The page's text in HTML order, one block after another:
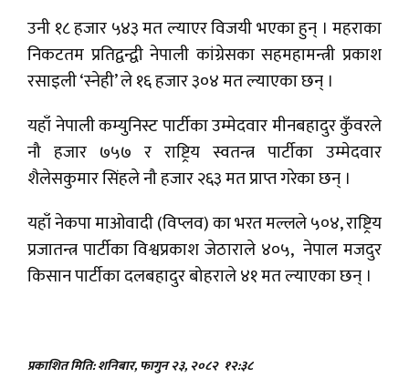
उनी १८ हजार ५४३ मत ल्याएर विजयी भएका हुन् । महराका
निकटतम प्रतिद्वन्द्वी नेपाली कांग्रेसका सहमहामन्त्री प्रकाश
रसाइली ‘स्नेही’ ले १६ हजार ३०४ मत ल्याएका छन् ।
यहाँ नेपाली कम्युनिस्ट पार्टीका उम्मेदवार मीनबहादुर कुँवरले
नौ हजार ७५७ र राष्ट्रिय स्वतन्त्र पार्टीका उम्मेदवार
शैलेसकुमार सिंहले नौ हजार २६३ मत प्राप्त गरेका छन् ।
यहाँ नेकपा माओवादी (विप्लव) का भरत मल्लले ५०४, राष्ट्रिय
प्रजातन्त्र पार्टीका विश्वप्रकाश जेठाराले ४०५, नेपाल मजदुर
किसान पार्टीका दलबहादुर बोहराले ४१ मत ल्याएका छन् ।
प्रकाशित मिति: शनिबार, फागुन २३, २०८२ १२:३८